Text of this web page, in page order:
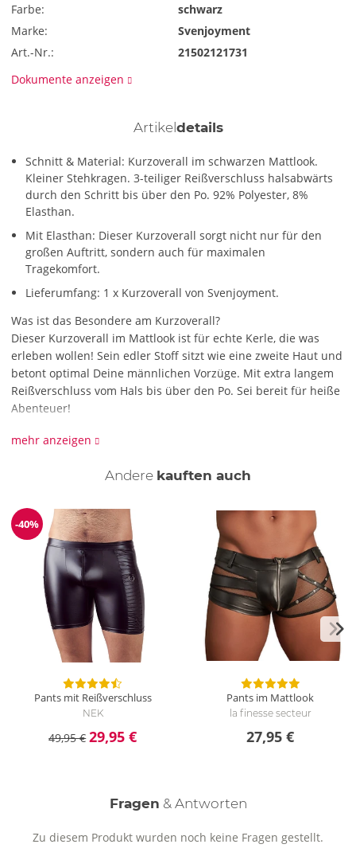
Farbe:
schwarz
Marke:
Svenjoyment
Art.-Nr.:
21502121731
Dokumente anzeigen
Artikeldetails
Schnitt & Material: Kurzoverall im schwarzen Mattlook.
Kleiner Stehkragen. 3-teiliger Reißverschluss halsabwärts
durch den Schritt bis über den Po. 92% Polyester, 8%
Elasthan.
Mit Elasthan: Dieser Kurzoverall sorgt nicht nur für den
großen Auftritt, sondern auch für maximalen
Tragekomfort.
Lieferumfang: 1 x Kurzoverall von Svenjoyment.
Was ist das Besondere am Kurzoverall?
Dieser Kurzoverall im Mattlook ist für echte Kerle, die was
erleben wollen! Sein edler Stoff sitzt wie eine zweite Haut und
betont optimal Deine männlichen Vorzüge. Mit extra langem
Reißverschluss vom Hals bis über den Po. Sei bereit für heiße
Abenteuer!
Wie wird der Kurzoverall gereinigt?
Handwäsche mit Feinwaschmittel.
mehr anzeigen
Andere kauften auch
Reduzierung
-40%
Pants mit Reißverschluss
NEK
49,95 € 29,95 €
Pants im Mattlook
la finesse secteur
27,95 €
Fragen & Antworten
Zu diesem Produkt wurden noch keine Fragen gestellt.